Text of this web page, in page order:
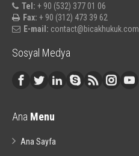
Tel: + 90 (532) 377 01 06
Fax: + 90 (312) 473 39 62
E-mail: contact@bicakhukuk.com
Sosyal Medya
Ana Menu
Ana Sayfa